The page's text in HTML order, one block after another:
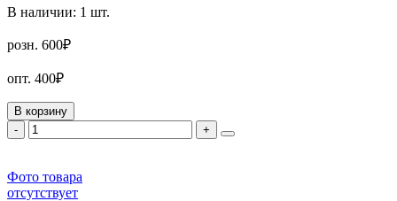
В наличии: 1 шт.
розн. 600₽
опт. 400₽
В корзину
-
+
Фото товара
отсутствует